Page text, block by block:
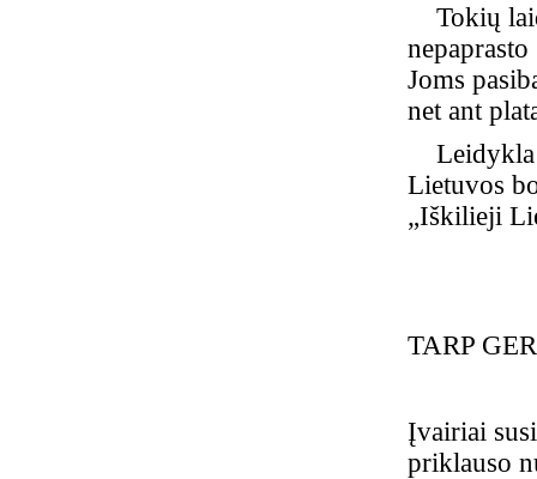
Tokių
Joms
net ant
Lietuvos
„Iškilieji
TARP
Įvairiai
priklauso